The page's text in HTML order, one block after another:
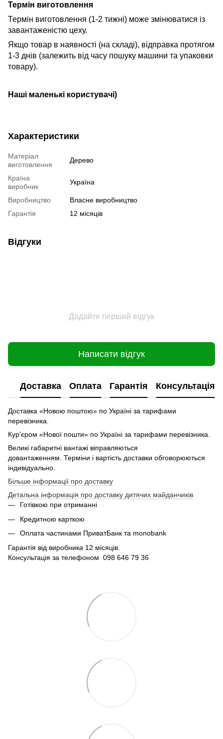
Термін виготовлення
Термін виготовлення (1-2 тижні) може змінюватися із
завантаженістю цеху.
Якщо товар в наявності (на складі), відправка протягом
1-3 днів (залежить від часу пошуку машини та упаковки
товару).
Наші маленькі користувачі)
Характеристики
Матеріал
виготовлення
Дерево
Країна
виробник
Україна
Виробництво
Власне виробництво
Гарантія
12 місяців
Відгуки
Додайте перший відгук
Написати відгук
Доставка Оплата Гарантія Консультація
Доставка «Новою поштою» по Україні за тарифами
перевізника.
Кур'єром «Нової пошти» по Україні за тарифами перевізника.
Великі габаритні вантажі віправляються
довантаженням. Терміни і вартість доставки обговорюються
індивідуально.
Більше інформації про доставку
Детальна інформація про доставку дитячих майданчиків
Готівкою при отриманні
Кредитною карткою
Оплата частинами ПриватБанк та monobank
Гарантія від виробника 12 місяців.
Консультація за телефоном 098 646 79 36